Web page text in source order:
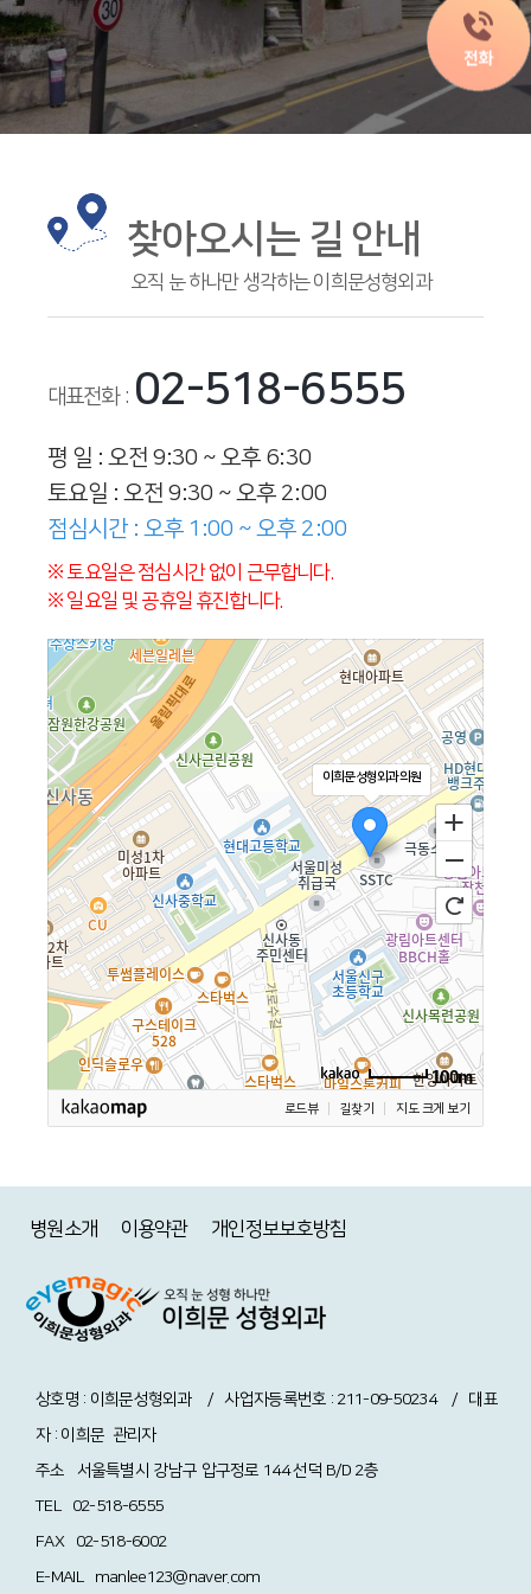
찾아오시는 길 안내
오직 눈 하나만 생각하는 이희문성형외과
대표전화 : 02-518-6555
평 일 : 오전 9:30 ~ 오후 6:30
토요일 : 오전 9:30 ~ 오후 2:00
점심시간 : 오후 1:00 ~ 오후 2:00
※ 토요일은 점심시간 없이 근무합니다.
※ 일요일 및 공휴일 휴진합니다.
이희문성형외과의원
100m
로드뷰 길찾기 지도 크게 보기
병원소개 이용약관 개인정보보호방침
상호명 : 이희문성형외과 / 사업자등록번호 : 211-09-50234 / 대표
자 : 이희문 관리자
주소 서울특별시 강남구 압구정로 144 선덕 B/D 2층
TEL 02-518-6555
FAX 02-518-6002
E-MAIL manlee123@naver.com